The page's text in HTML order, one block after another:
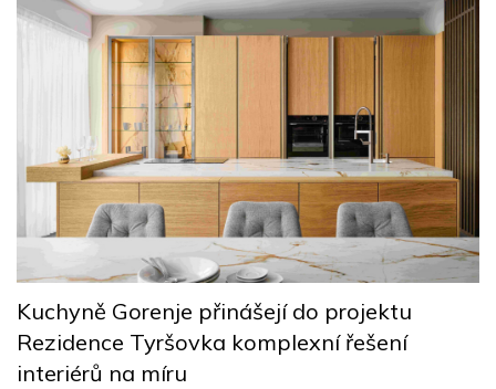
Kuchyně Gorenje přinášejí do projektu
Rezidence Tyršovka komplexní řešení
interiérů na míru